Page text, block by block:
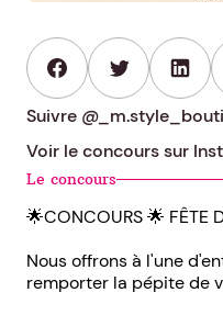
Suivre
Voir le concours sur
Le concours
🌟CONCOURS 🌟 FÊTE
Nous offrons à l'une
remporter la pépite de